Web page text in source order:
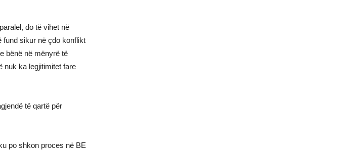
do të vihet në
fund sikur në çdo konflikt
bënë në mënyrë të
nuk ka legjitimitet fare
të qartë për
po shkon proces në BE